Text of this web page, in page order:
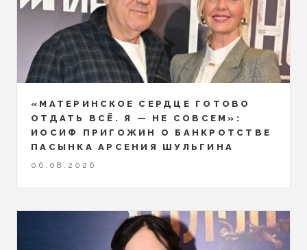
«МАТЕРИНСКОЕ СЕРДЦЕ ГОТОВО
ОТДАТЬ ВСЁ. Я — НЕ СОВСЕМ»:
ИОСИФ ПРИГОЖИН О БАНКРОТСТВЕ
ПАСЫНКА АРСЕНИЯ ШУЛЬГИНА
06.08.2026